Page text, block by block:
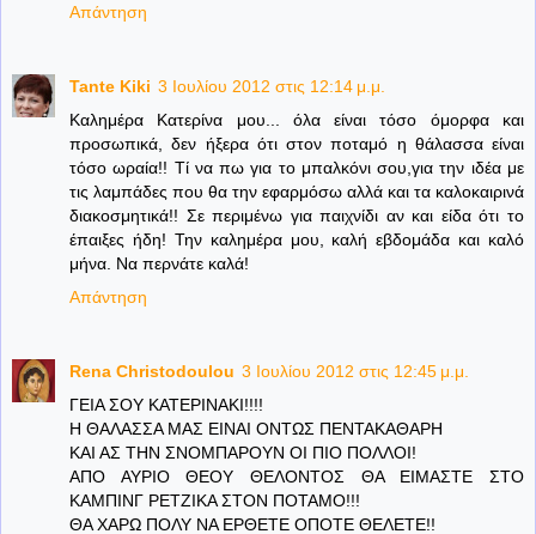
Απάντηση
Tante Kiki 3 Ιουλίου 2012 στις 12:14 μ.μ.
Καλημέρα Κατερίνα μου... όλα είναι τόσο όμορφα και
προσωπικά, δεν ήξερα ότι στον ποταμό η θάλασσα είναι
τόσο ωραία!! Τί να πω για το μπαλκόνι σου,για την ιδέα με
τις λαμπάδες που θα την εφαρμόσω αλλά και τα καλοκαιρινά
διακοσμητικά!! Σε περιμένω για παιχνίδι αν και είδα ότι το
έπαιξες ήδη! Την καλημέρα μου, καλή εβδομάδα και καλό
μήνα. Να περνάτε καλά!
Απάντηση
Rena Christodoulou 3 Ιουλίου 2012 στις 12:45 μ.μ.
ΓΕΙΑ ΣΟΥ ΚΑΤΕΡΙΝΑΚΙ!!!!
Η ΘΑΛΑΣΣΑ ΜΑΣ ΕΙΝΑΙ ΟΝΤΩΣ ΠΕΝΤΑΚΑΘΑΡΗ
ΚΑΙ ΑΣ ΤΗΝ ΣΝΟΜΠΑΡΟΥΝ ΟΙ ΠΙΟ ΠΟΛΛΟΙ!
ΑΠΟ ΑΥΡΙΟ ΘΕΟΥ ΘΕΛΟΝΤΟΣ ΘΑ ΕΙΜΑΣΤΕ ΣΤΟ
ΚΑΜΠΙΝΓ ΡΕΤΖΙΚΑ ΣΤΟΝ ΠΟΤΑΜΟ!!!
ΘΑ ΧΑΡΩ ΠΟΛΥ ΝΑ ΕΡΘΕΤΕ ΟΠΟΤΕ ΘΕΛΕΤΕ!!